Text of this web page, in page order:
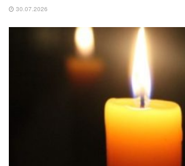
30.07.2026